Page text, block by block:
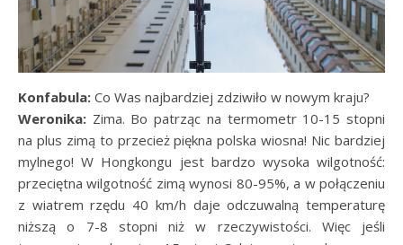
Konfabula: Co Was najbardziej zdziwiło w nowym kraju?
Weronika: Zima. Bo patrząc na termometr 10-15 stopni
na plus zimą to przecież piękna polska wiosna! Nic bardziej
mylnego! W Hongkongu jest bardzo wysoka wilgotność:
przeciętna wilgotność zimą wynosi 80-95%, a w połączeniu
z wiatrem rzędu 40 km/h daje odczuwalną temperaturę
niższą o 7-8 stopni niż w rzeczywistości. Więc jeśli